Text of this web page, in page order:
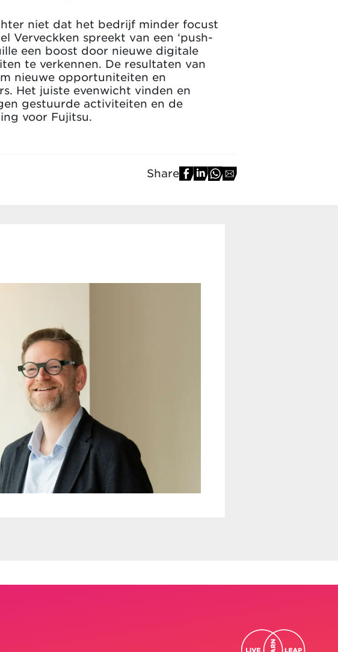
niet dat het bedrijf minder focust
spreekt van een ‘push-
een boost door nieuwe digitale
te verkennen. De resultaten van
nieuwe opportuniteiten en
Het juiste evenwicht vinden en
gestuurde activiteiten en de
voor Fujitsu.
Share